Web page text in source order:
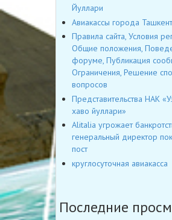
Йуллари
Авиакассы города Ташкент
Правила сайта, Условия
Общие положения,
форуме, Публикация
Ограничения, Решение
вопросов
Представительства НАК
хаво йуллари»
Alitalia угрожает
генеральный директор
пост
круглосуточная авиакасса
Последние